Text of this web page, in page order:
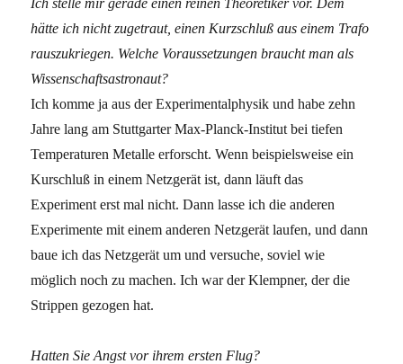
Ich stelle mir gerade einen reinen Theoretiker vor. Dem
hätte ich nicht zugetraut, einen Kurzschluß aus einem Trafo
rauszukriegen. Welche Voraussetzungen braucht man als
Wissenschaftsastronaut?
Ich komme ja aus der Experimentalphysik und habe zehn
Jahre lang am Stuttgarter Max-Planck-Institut bei tiefen
Temperaturen Metalle erforscht. Wenn beispielsweise ein
Kurschluß in einem Netzgerät ist, dann läuft das
Experiment erst mal nicht. Dann lasse ich die anderen
Experimente mit einem anderen Netzgerät laufen, und dann
baue ich das Netzgerät um und versuche, soviel wie
möglich noch zu machen. Ich war der Klempner, der die
Strippen gezogen hat.
Hatten Sie Angst vor ihrem ersten Flug?